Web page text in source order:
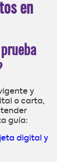
en
y
o carta,
guía:
digital y